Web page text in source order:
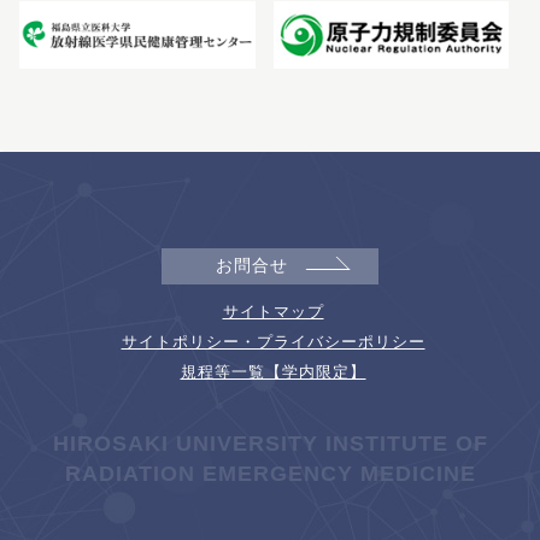
お問合せ
サイトマップ
サイトポリシー・プライバシーポリシー
規程等一覧【学内限定】
HIROSAKI UNIVERSITY INSTITUTE OF
RADIATION EMERGENCY MEDICINE